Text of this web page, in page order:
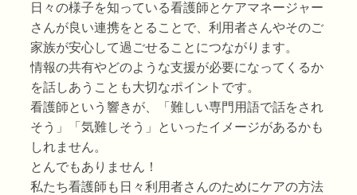
日々の様子を知っている看護師とケアマネージャー
さんが良い連携をとることで、利用者さんやそのご
家族が安心して過ごせることにつながります。
情報の共有やどのような支援が必要になってくるか
を話しあうことも大切なポイントです。
看護師という響きが、「難しい専門用語で話をされ
そう」「気難しそう」といったイメージがあるかも
しれません。
とんでもありません！
私たち看護師も日々利用者さんのためにケアの方法